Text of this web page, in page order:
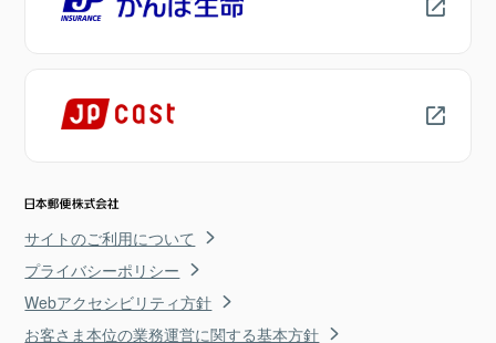
サイトのご利用について
プライバシーポリシー
Webアクセシビリティ方針
お客さま本位の業務運営に関する基本方針